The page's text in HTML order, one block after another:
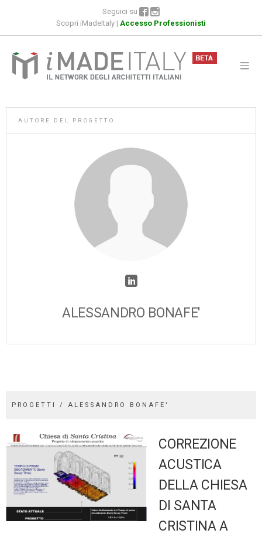
Seguici su
Scopri iMadeItaly | Accesso Professionisti
AUTORE DEL PROGETTO
ALESSANDRO BONAFE'
PROGETTI / ALESSANDRO BONAFE'
CORREZIONE
ACUSTICA
DELLA CHIESA
DI SANTA
CRISTINA A